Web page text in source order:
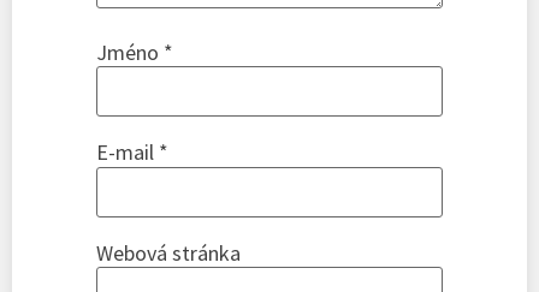
Jméno *
E-mail *
Webová stránka